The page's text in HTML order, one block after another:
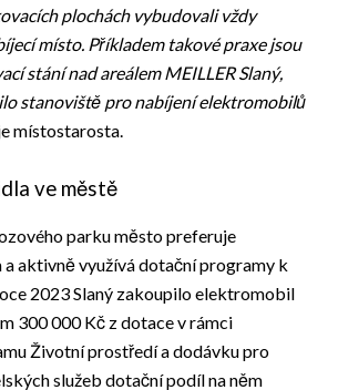
plochách vybudovali vždy
místo. Příkladem takové praxe jsou
stání nad areálem MEILLER Slaný,
stanoviště pro nabíjení elektromobilů
místostarosta.
ve městě
parku město preferuje
aktivně využívá dotační programy k
2023 Slaný zakoupilo elektromobil
300 000 Kč z dotace v rámci
Životní prostředía dodávku pro
služeb dotační podíl na něm